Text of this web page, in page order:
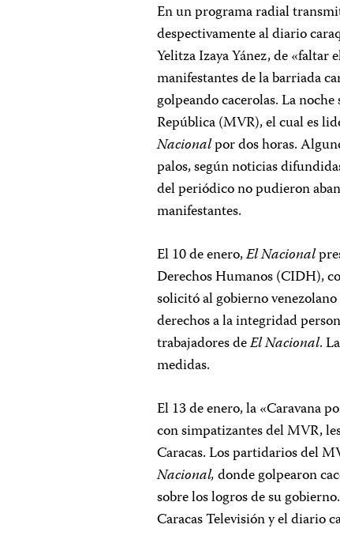
En un programa radial
despectivamente al diario
Yelitza Izaya Yánez, de
manifestantes de la barriada
golpeando cacerolas. La
República (MVR), el cual es
Nacionalpor dos horas.
palos, según noticias
del periódico no pudieron
manifestantes.
El 10 de enero,El Nacional
Derechos Humanos (CIDH),
solicitó al gobierno
derechos a la integridad
trabajadores deEl Nacional.
medidas.
El 13 de enero, la «Caravana
con simpatizantes del MVR,
Caracas. Los partidarios del
Nacional,donde golpearon
sobre los logros de su
Caracas Televisión y el diario